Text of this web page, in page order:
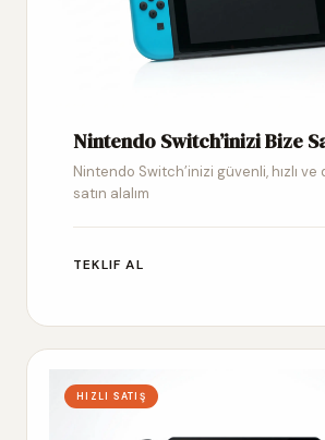
Nintendo Switch’inizi Bize
Nintendo Switch’inizi güvenli, hızlı ve
satın alalım
TEKLIF AL
HIZLI SATIŞ